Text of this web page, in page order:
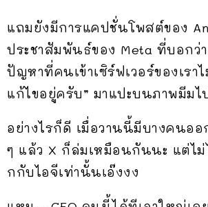
แถมยังมีการแคปชั่นโพสต์ของ
ประชาสัมพันธ์ของ Meta ที่บอกว่า
ปัญหาที่คนเข้าเซิร์ฟเวอร์ของเราไ
แก้ไขอยู่ครับ” มาแปะบนภาพมีม
อย่างไรก็ดี เมื่อวานนี้มีบางคนออ
ๆ แล้ว X ก็ล่มเหมือนกันนะ แต่ไม่
กกับไอจีเท่านั้นเอ๊งงง